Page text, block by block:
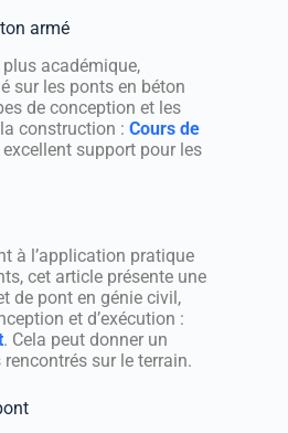
armé
académique,
sur les ponts en béton
de conception et les
construction : Cours de
excellent support pour les
à l’application pratique
cet article présente une
de pont en génie civil,
et d’exécution :
. Cela peut donner un
sur le terrain.